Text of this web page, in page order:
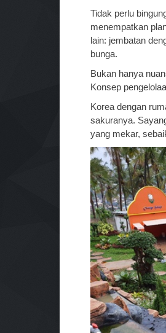
Tidak perlu
menempatkan
lain: jembatan
bunga.
Bukan hanya
Konsep
Korea dengan
sakuranya.
yang mekar,